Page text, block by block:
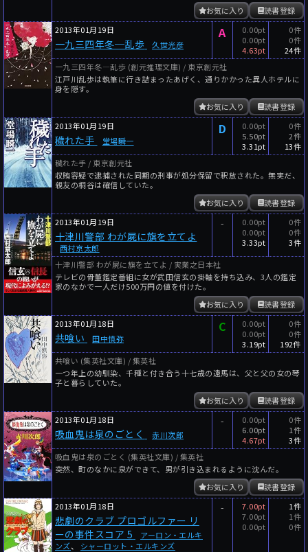
読書登録
お気に入り
2013年01月19日
一九三四年冬─乱歩 久世光彦
A
0.00pt
0.00pt
4.63pt
0件
0件
24件
一九三四年冬―乱歩 (創元推理文庫) / 東京創元社
江戸川乱歩は執筆に行き詰まったあげく、通りかかった異人ホテルに
身を隠す。
読書登録
お気に入り
2013年01月19日
穢れた手 堂場瞬一
D
0.00pt
5.50pt
3.31pt
0件
2件
13件
穢れた手 / 東京創元社
収賄容疑で逮捕された同期の刑事が処分保留で釈放された。無実だ、
親友の桐谷は確信していた。
読書登録
お気に入り
2013年01月19日
十津川警部 わが屍に旗を立てよ
西村京太郎
-
0.00pt
0.00pt
3.33pt
0件
0件
3件
十津川警部 わが屍に旗を立てよ / 実業之日本社
テレビの骨董鑑定番組に女が武田信玄の掛軸を持ち込み、3人の鑑定
家のなかで一人だけ500万円の値を付けた。
読書登録
お気に入り
2013年01月18日
共喰い 田中慎弥
C
0.00pt
0.00pt
3.19pt
0件
0件
192件
共喰い (集英社文庫) / 集英社
一つ年上の幼馴染、千種と付き合う十七歳の遠馬は、父と父の女の琴
子と暮らしていた。
読書登録
お気に入り
2013年01月18日
吸血鬼は泉のごとく 赤川次郎
-
0.00pt
6.00pt
4.67pt
0件
1件
3件
吸血鬼は泉のごとく (集英社文庫) / 集英社
突然、町のなかに泉ができて、男が引き込まれるように沈んだ。
読書登録
お気に入り
2013年01月18日
悲劇のクラブ プロゴルファー リ
ーの事件スコア 5
アーロン・エルキ
ンズ、 シャーロット・エルキンズ
-
7.00pt
7.00pt
0.00pt
1件
1件
0件